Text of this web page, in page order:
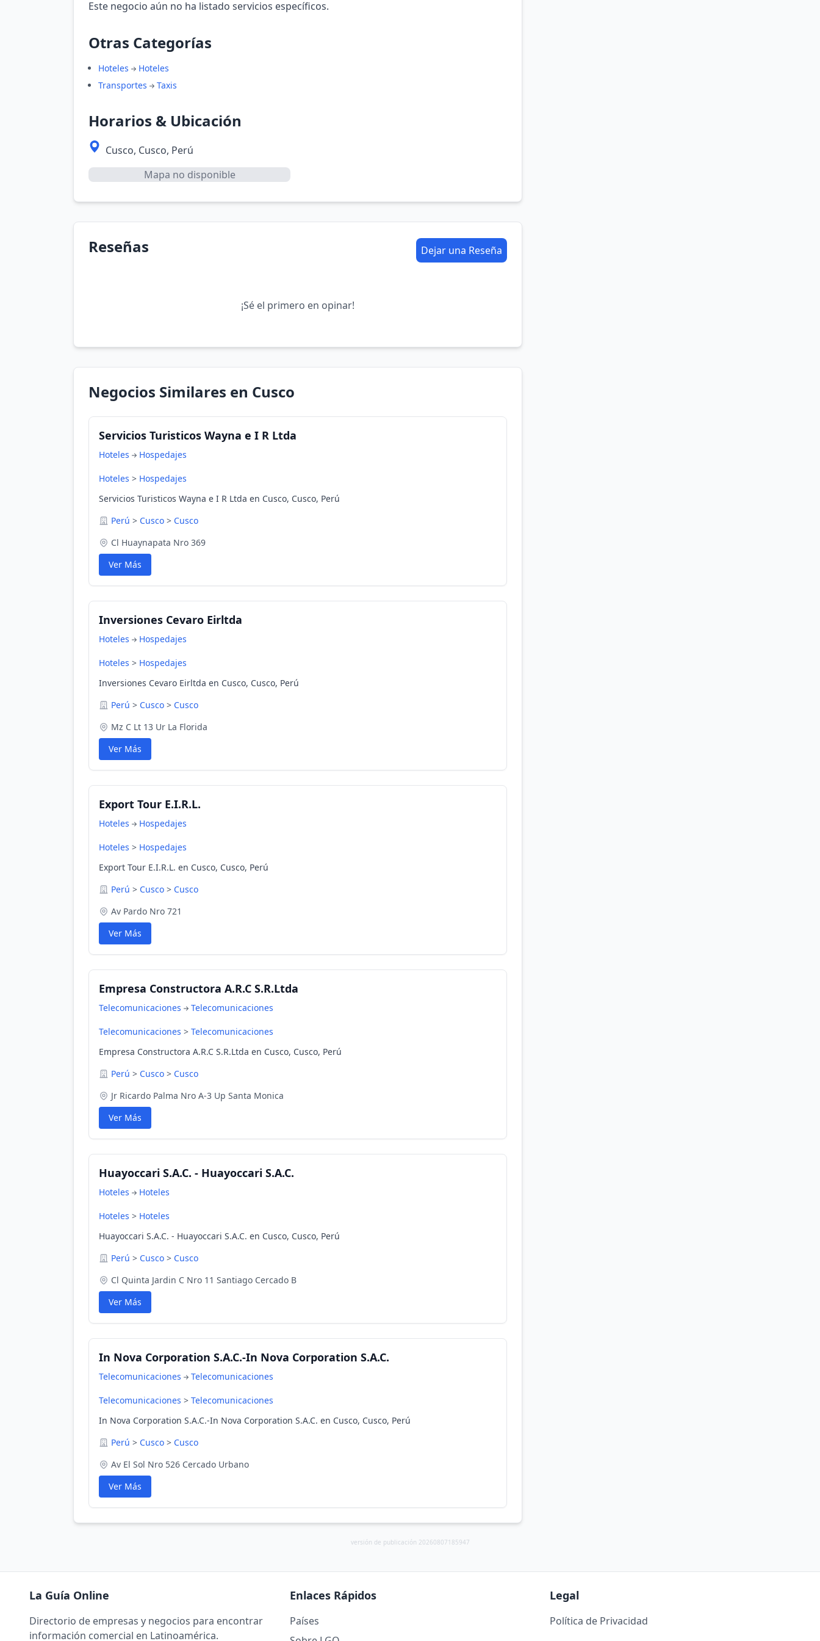
Este negocio aún no ha listado servicios específicos.
Otras Categorías
Hoteles
Hoteles
Transportes
Taxis
Horarios & Ubicación
Cusco, Cusco, Perú
Mapa no disponible
Reseñas Dejar una Reseña
¡Sé el primero en opinar!
Negocios Similares en Cusco
Servicios Turisticos Wayna e I R Ltda
Hoteles Hospedajes
Hoteles > Hospedajes
Servicios Turisticos Wayna e I R Ltda en Cusco, Cusco, Perú
Perú > Cusco > Cusco
Cl Huaynapata Nro 369
Ver Más
Inversiones Cevaro Eirltda
Hoteles Hospedajes
Hoteles > Hospedajes
Inversiones Cevaro Eirltda en Cusco, Cusco, Perú
Perú > Cusco > Cusco
Mz C Lt 13 Ur La Florida
Ver Más
Export Tour E.I.R.L.
Hoteles Hospedajes
Hoteles > Hospedajes
Export Tour E.I.R.L. en Cusco, Cusco, Perú
Perú > Cusco > Cusco
Av Pardo Nro 721
Ver Más
Empresa Constructora A.R.C S.R.Ltda
Telecomunicaciones Telecomunicaciones
Telecomunicaciones > Telecomunicaciones
Empresa Constructora A.R.C S.R.Ltda en Cusco, Cusco, Perú
Perú > Cusco > Cusco
Jr Ricardo Palma Nro A-3 Up Santa Monica
Ver Más
Huayoccari S.A.C. - Huayoccari S.A.C.
Hoteles Hoteles
Hoteles > Hoteles
Huayoccari S.A.C. - Huayoccari S.A.C. en Cusco, Cusco, Perú
Perú > Cusco > Cusco
Cl Quinta Jardin C Nro 11 Santiago Cercado B
Ver Más
In Nova Corporation S.A.C.-In Nova Corporation S.A.C.
Telecomunicaciones Telecomunicaciones
Telecomunicaciones > Telecomunicaciones
In Nova Corporation S.A.C.-In Nova Corporation S.A.C. en Cusco, Cusco, Perú
Perú > Cusco > Cusco
Av El Sol Nro 526 Cercado Urbano
Ver Más
versión de publicación 20260807185947
La Guía Online
Directorio de empresas y negocios para encontrar
información comercial en Latinoamérica.
Enlaces Rápidos
Países
Legal
Política de Privacidad